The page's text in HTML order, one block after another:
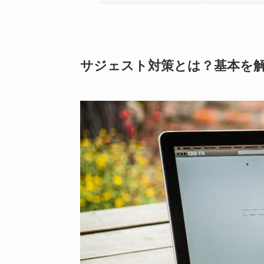
サジェスト対策とは？基本を